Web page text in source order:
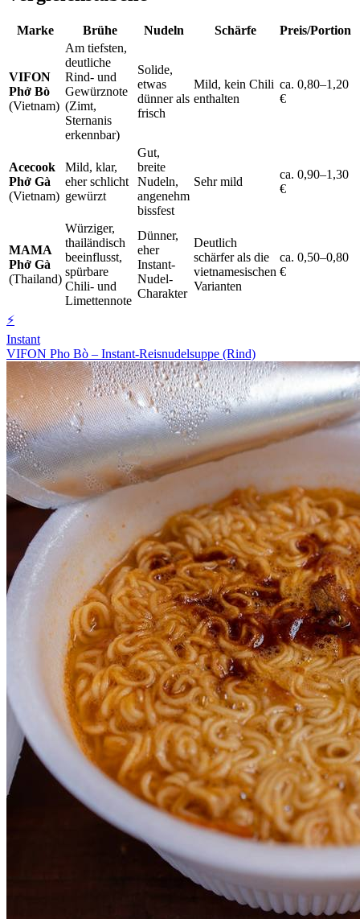
Marke Brühe Nudeln Schärfe Preis/Portion
VIFON
Phở Bò
(Vietnam)
Am tiefsten,
deutliche
Rind- und
Gewürznote
(Zimt,
Sternanis
erkennbar)
Solide,
etwas
dünner als
frisch
Mild, kein Chili
enthalten
ca. 0,80–1,20
€
Acecook
Phở Gà
(Vietnam)
Mild, klar,
eher schlicht
gewürzt
Gut,
breite
Nudeln,
angenehm
bissfest
Sehr mild
ca. 0,90–1,30
€
MAMA
Phở Gà
(Thailand)
Würziger,
thailändisch
beeinflusst,
spürbare
Chili- und
Limettennote
Dünner,
eher
Instant-
Nudel-
Charakter
Deutlich
schärfer als die
vietnamesischen
Varianten
ca. 0,50–0,80
€
⚡
Instant
VIFON Pho Bò – Instant-Reisnudelsuppe (Rind)